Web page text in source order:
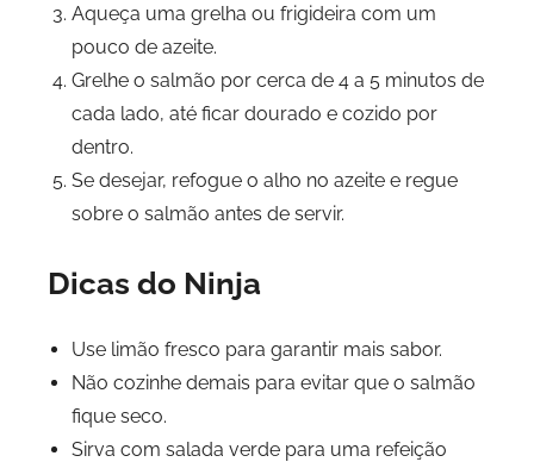
Aqueça uma grelha ou frigideira com um
pouco de azeite.
Grelhe o salmão por cerca de 4 a 5 minutos de
cada lado, até ficar dourado e cozido por
dentro.
Se desejar, refogue o alho no azeite e regue
sobre o salmão antes de servir.
Dicas do Ninja
Use limão fresco para garantir mais sabor.
Não cozinhe demais para evitar que o salmão
fique seco.
Sirva com salada verde para uma refeição